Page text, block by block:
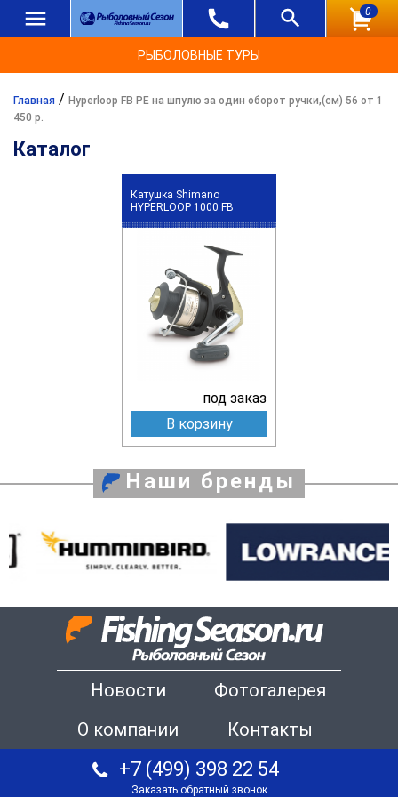
0
РЫБОЛОВНЫЕ ТУРЫ
Главная / Hyperloop FB PE на шпулю за один оборот ручки,(см) 56 от 1
450 р.
Каталог
Катушка Shimano
HYPERLOOP 1000 FB
под заказ
В корзину
Наши бренды
Новости
Фотогалерея
О компании
Контакты
+7 (499) 398 22 54
Заказать обратный звонок